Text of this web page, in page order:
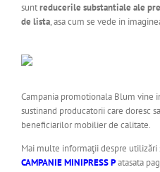
suntreducerile substantiale ale
de lista, asa cum se vede in
Campania promotionala Blum
sustinand producatorii care doresc
beneficiarilor mobilier de calitate.
Mai multe informaţii despre utilizări
CAMPANIE MINIPRESS Patasata